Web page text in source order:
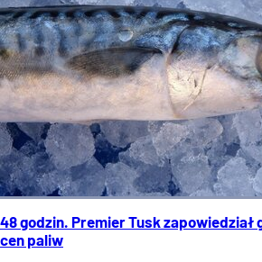
48 godzin. Premier Tusk zapowiedział
cen paliw